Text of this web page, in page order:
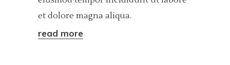
et dolore magna aliqua.
read more